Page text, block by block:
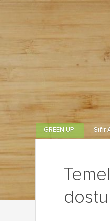
dostu
GREEN UP Sıfır